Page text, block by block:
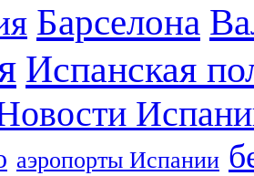
Барселона
Испанская
аэропорты Испании